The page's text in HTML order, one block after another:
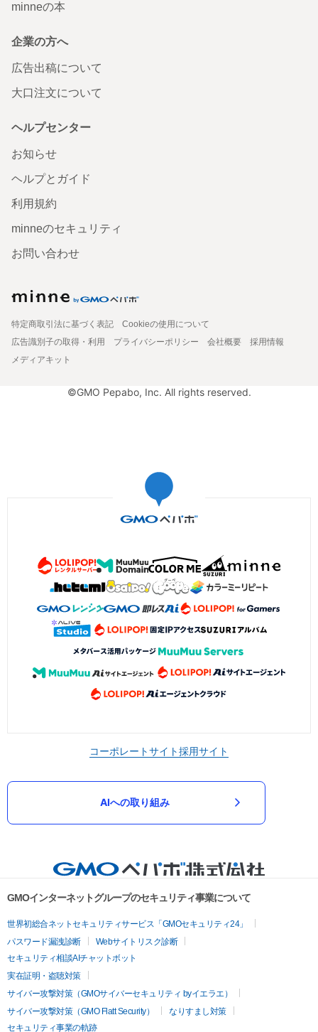
minneの本
企業の方へ
広告出稿について
大口注文について
ヘルプセンター
お知らせ
ヘルプとガイド
利用規約
minneのセキュリティ
お問い合わせ
特定商取引法に基づく表記
Cookieの使用について
広告識別子の取得・利用
プライバシーポリシー 会社概要
採用情報
メディアキット
©GMO Pepabo, Inc. All rights reserved.
コーポレートサイト採用サイト
AIへの取り組み
GMOインターネットグループのセキュリティ事業について
世界初総合ネットセキュリティサービス「GMOセキュリティ24」
パスワード漏洩診断
Webサイトリスク診断
セキュリティ相談AIチャットボット
実在証明・盗聴対策
サイバー攻撃対策（GMOサイバーセキュリティ byイエラエ）
サイバー攻撃対策（GMO Flatt Security）
なりすまし対策
セキュリティ事業の軌跡